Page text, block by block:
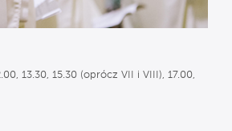
13.30, 15.30 (oprócz VII i VIII), 17.00,